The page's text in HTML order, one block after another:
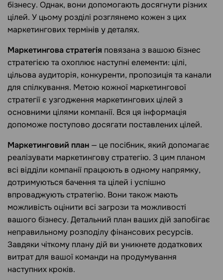
бізнесу. Однак, вони допомогають досягнути різних
цілей. У цьому розділі розглянемо кожен з цих
маркетингових термінів у деталях.
Маркетингова стратегія повязана з вашою бізнес
стратегією та охоплює наступні елементи: цілі,
цільова аудиторія, конкуренти, пропозиція та канали
для спілкування. Метою кожної маркетингової
стратегії є узгодження маркетингових цілей з
основними цілями компанії. Вся ця інформація
допоможе поступово досягати поставлених цілей.
Маркетинговий план — це посібник, який допомагає
реалізувати маркетингову стратегію. З цим планом
всі відділи компанії працюють в одному напрямку,
дотримуються бачення та цілей і успішно
впроваджують стратегію. Вони також мають
можливість оцінити всі загрози та можливості
вашого бізнесу. Детальний план ваших дій запобігає
неправильному розподілу фінансових ресурсів.
Завдяки чіткому плану дій ви уникнете додаткових
витрат для вашої команди на продумування
наступних кроків.